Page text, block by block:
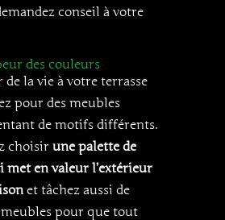
conseil à votre
des couleurs
de la vie à votre terrasse
pour des meubles
de motifs différents.
choisir une palette de
met en valeur l’extérieur
et tâchez aussi de
pour que tout